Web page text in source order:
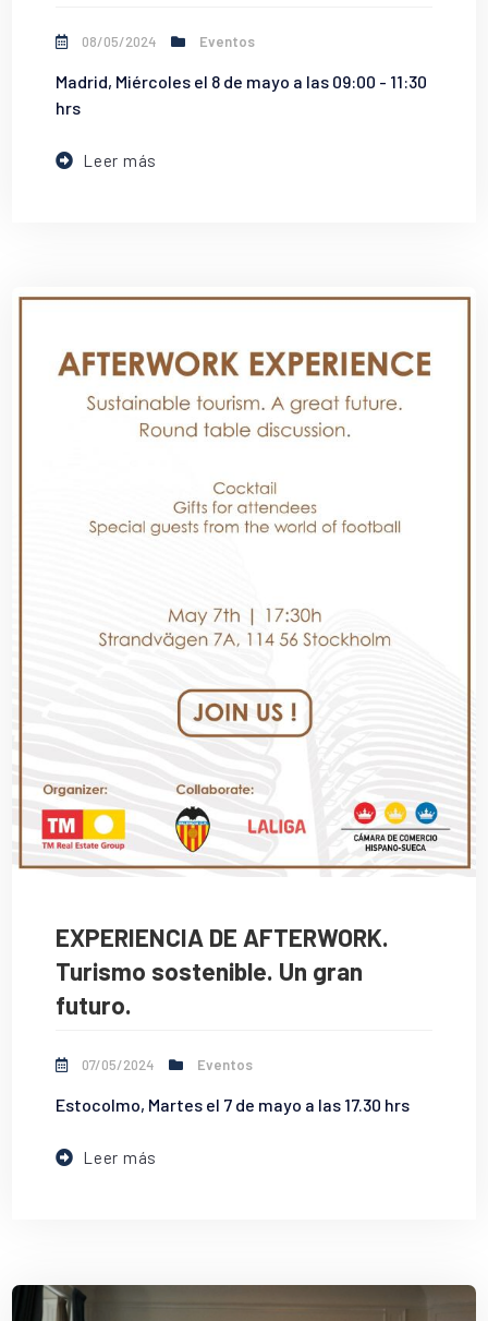
08/05/2024 Eventos
Madrid, Miércoles el 8 de mayo a las 09:00 - 11:30
hrs
Leer más
EXPERIENCIA DE AFTERWORK.
Turismo sostenible. Un gran
futuro.
07/05/2024 Eventos
Estocolmo, Martes el 7 de mayo a las 17.30 hrs
Leer más